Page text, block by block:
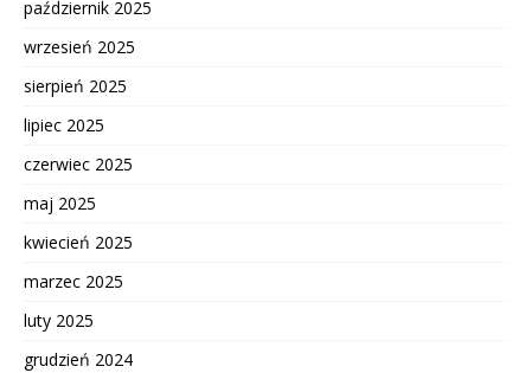
październik 2025
wrzesień 2025
sierpień 2025
lipiec 2025
czerwiec 2025
maj 2025
kwiecień 2025
marzec 2025
luty 2025
grudzień 2024